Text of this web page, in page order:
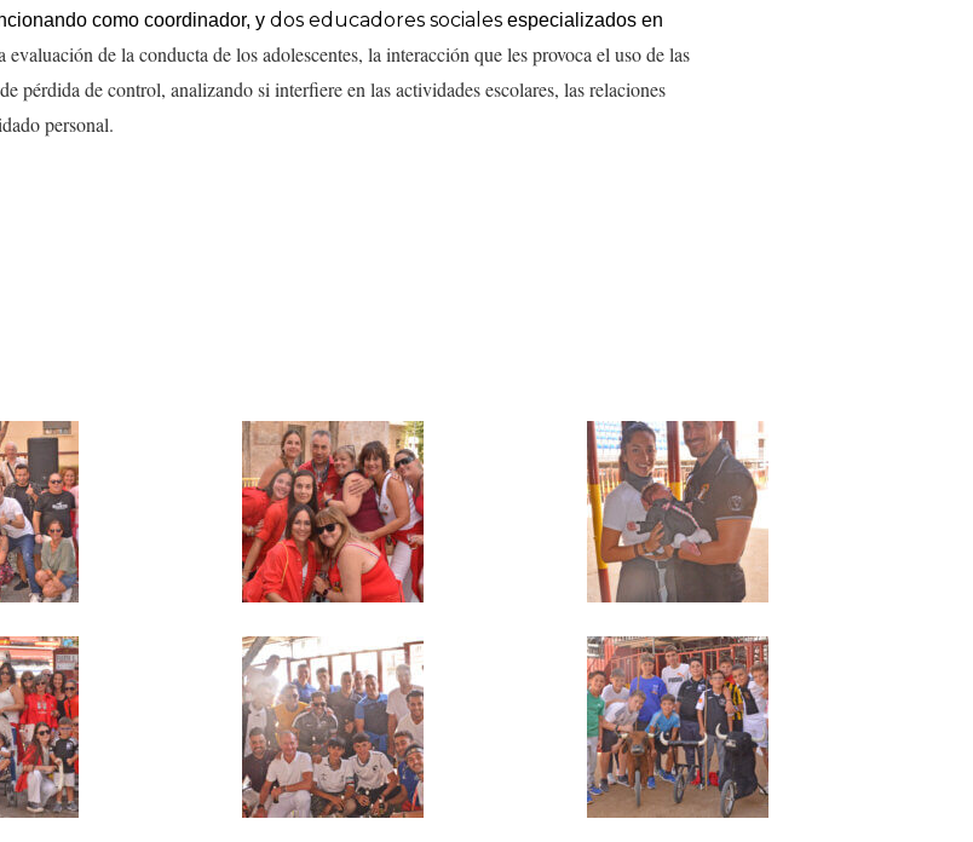
como coordinador, ydos educadores sociales especializados en
evaluación de la conducta de los adolescentes, la interacción que les provoca eluso de las
pérdida de control,analizando si interfiere en las actividades escolares, las relaciones
personal.